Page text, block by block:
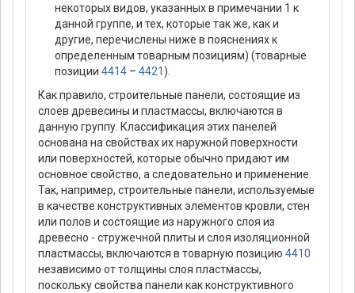
некоторых видов, указанных в примечании 1 к
данной группе, и тех, которые так же, как и
другие, перечислены ниже в пояснениях к
определенным товарным позициям) (товарные
позиции 4414 – 4421).
Как правило, строительные панели, состоящие из
слоев древесины и пластмассы, включаются в
данную группу. Классификация этих панелей
основана на свойствах их наружной поверхности
или поверхностей, которые обычно придают им
основное свойство, а следовательно и применение.
Так, например, строительные панели, используемые
в качестве конструктивных элементов кровли, стен
или полов и состоящие из наружного слоя из
древесно - стружечной плиты и слоя изоляционной
пластмассы, включаются в товарную позицию 4410
независимо от толщины слоя пластмассы,
поскольку свойства панели как конструктивного